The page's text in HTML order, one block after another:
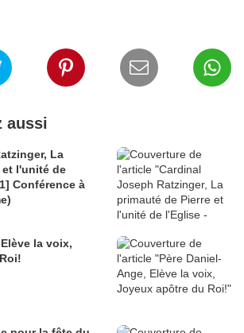
aussi
La
et l'unité de
Conférence à
la voix,